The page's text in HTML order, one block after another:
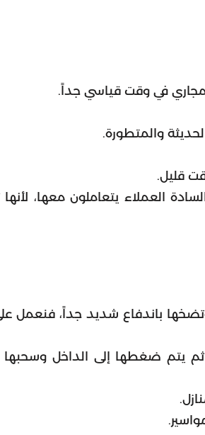
في وقت قياسي جداً.
والمتطورة.
قليل.
العملاء يتعاملون معها،
باندفاع شديد جداً، فنعمل
يتم ضغطها إلى الداخل